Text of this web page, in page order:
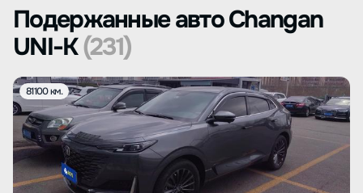
Подержанные авто Changan
UNI-K(231)
81100 км.